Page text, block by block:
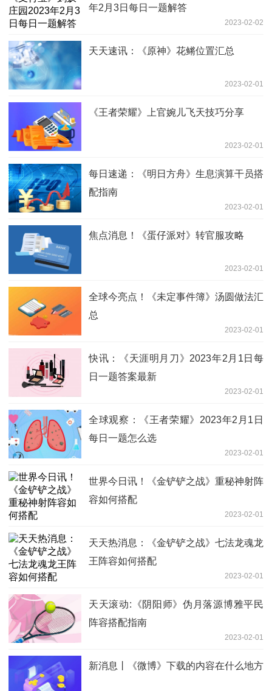
年2月3日每日一题解答
2023-02-02
天天速讯：《原神》花鳉位置汇总
2023-02-01
《王者荣耀》上官婉儿飞天技巧分享
2023-02-01
每日速递：《明日方舟》生息演算干员搭
配指南
2023-02-01
焦点消息！《蛋仔派对》转官服攻略
2023-02-01
全球今亮点！《未定事件簿》汤圆做法汇
总
2023-02-01
快讯：《天涯明月刀》2023年2月1日每
日一题答案最新
2023-02-01
全球观察：《王者荣耀》2023年2月1日
每日一题怎么选
2023-02-01
世界今日讯！《金铲铲之战》重秘神射阵
容如何搭配
2023-02-01
天天热消息：《金铲铲之战》七法龙魂龙
王阵容如何搭配
2023-02-01
天天滚动:《阴阳师》伪月落源博雅平民
阵容搭配指南
2023-02-01
新消息丨《微博》下载的内容在什么地方